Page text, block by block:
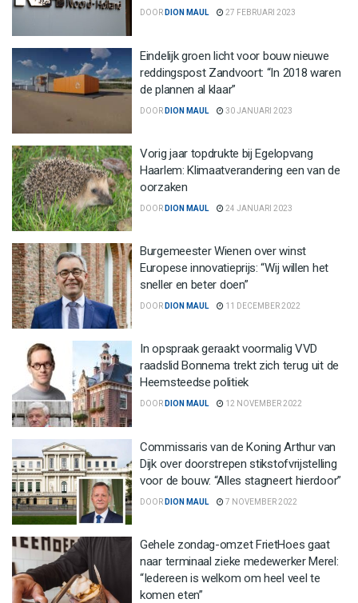
DOOR DION MAUL 27 FEBRUARI 2023
Eindelijk groen licht voor bouw nieuwe
reddingspost Zandvoort: “In 2018 waren
de plannen al klaar”
DOOR DION MAUL 30 JANUARI 2023
Vorig jaar topdrukte bij Egelopvang
Haarlem: Klimaatverandering een van de
oorzaken
DOOR DION MAUL 24 JANUARI 2023
Burgemeester Wienen over winst
Europese innovatieprijs: “Wij willen het
sneller en beter doen”
DOOR DION MAUL 11 DECEMBER 2022
In opspraak geraakt voormalig VVD
raadslid Bonnema trekt zich terug uit de
Heemsteedse politiek
DOOR DION MAUL 12 NOVEMBER 2022
Commissaris van de Koning Arthur van
Dijk over doorstrepen stikstofvrijstelling
voor de bouw: “Alles stagneert hierdoor”
DOOR DION MAUL 7 NOVEMBER 2022
Gehele zondag-omzet FrietHoes gaat
naar terminaal zieke medewerker Merel:
“Iedereen is welkom om heel veel te
komen eten”